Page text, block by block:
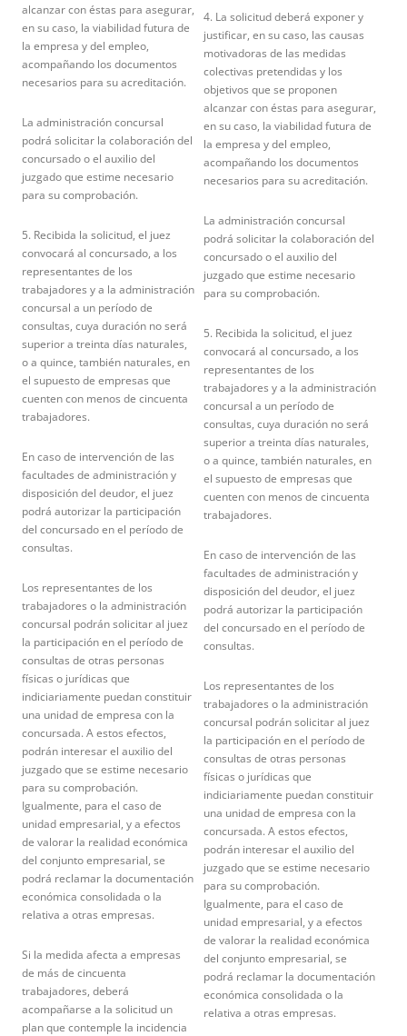
alcanzar con éstas para asegurar,
en su caso, la viabilidad futura de
la empresa y del empleo,
acompañando los documentos
necesarios para su acreditación.
La administración concursal
podrá solicitar la colaboración del
concursado o el auxilio del
juzgado que estime necesario
para su comprobación.
5. Recibida la solicitud, el juez
convocará al concursado, a los
representantes de los
trabajadores y a la administración
concursal a un período de
consultas, cuya duración no será
superior a treinta días naturales,
o a quince, también naturales, en
el supuesto de empresas que
cuenten con menos de cincuenta
trabajadores.
En caso de intervención de las
facultades de administración y
disposición del deudor, el juez
podrá autorizar la participación
del concursado en el período de
consultas.
Los representantes de los
trabajadores o la administración
concursal podrán solicitar al juez
la participación en el período de
consultas de otras personas
físicas o jurídicas que
indiciariamente puedan constituir
una unidad de empresa con la
concursada. A estos efectos,
podrán interesar el auxilio del
juzgado que se estime necesario
para su comprobación.
Igualmente, para el caso de
unidad empresarial, y a efectos
de valorar la realidad económica
del conjunto empresarial, se
podrá reclamar la documentación
económica consolidada o la
relativa a otras empresas.
Si la medida afecta a empresas
de más de cincuenta
trabajadores, deberá
acompañarse a la solicitud un
plan que contemple la incidencia
4. La solicitud deberá exponer y
justificar, en su caso, las causas
motivadoras de las medidas
colectivas pretendidas y los
objetivos que se proponen
alcanzar con éstas para asegurar,
en su caso, la viabilidad futura de
la empresa y del empleo,
acompañando los documentos
necesarios para su acreditación.
La administración concursal
podrá solicitar la colaboración del
concursado o el auxilio del
juzgado que estime necesario
para su comprobación.
5. Recibida la solicitud, el juez
convocará al concursado, a los
representantes de los
trabajadores y a la administración
concursal a un período de
consultas, cuya duración no será
superior a treinta días naturales,
o a quince, también naturales, en
el supuesto de empresas que
cuenten con menos de cincuenta
trabajadores.
En caso de intervención de las
facultades de administración y
disposición del deudor, el juez
podrá autorizar la participación
del concursado en el período de
consultas.
Los representantes de los
trabajadores o la administración
concursal podrán solicitar al juez
la participación en el período de
consultas de otras personas
físicas o jurídicas que
indiciariamente puedan constituir
una unidad de empresa con la
concursada. A estos efectos,
podrán interesar el auxilio del
juzgado que se estime necesario
para su comprobación.
Igualmente, para el caso de
unidad empresarial, y a efectos
de valorar la realidad económica
del conjunto empresarial, se
podrá reclamar la documentación
económica consolidada o la
relativa a otras empresas.